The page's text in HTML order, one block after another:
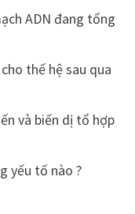
ADN đang tổng
thế hệ sau qua
và biến dị tổ hợp
yếu tố nào ?